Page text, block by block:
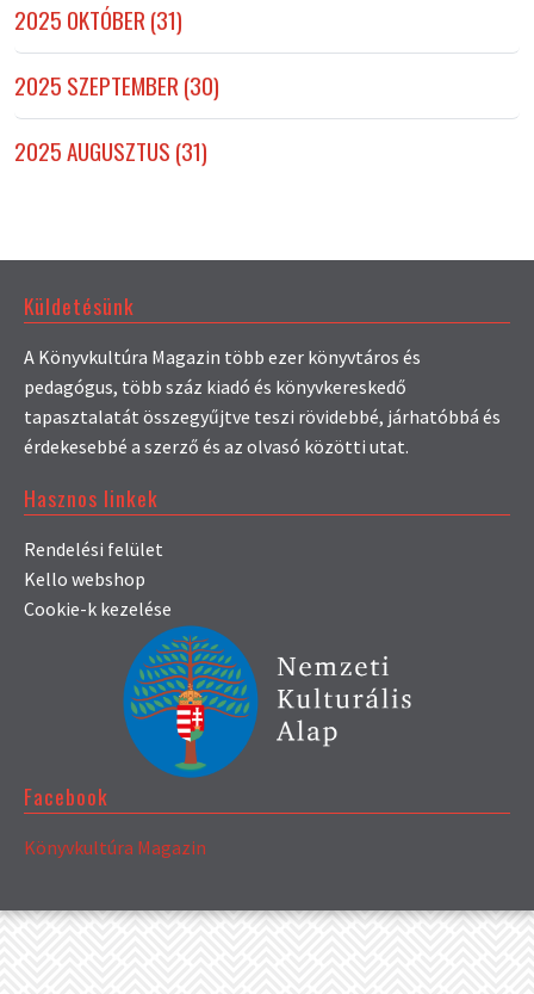
2025 OKTÓBER (31)
2025 SZEPTEMBER (30)
2025 AUGUSZTUS (31)
Küldetésünk
A Könyvkultúra Magazin több ezer könyvtáros és
pedagógus, több száz kiadó és könyvkereskedő
tapasztalatát összegyűjtve teszi rövidebbé, járhatóbbá és
érdekesebbé a szerző és az olvasó közötti utat.
Hasznos linkek
Rendelési felület
Kello webshop
Cookie-k kezelése
Facebook
Könyvkultúra Magazin